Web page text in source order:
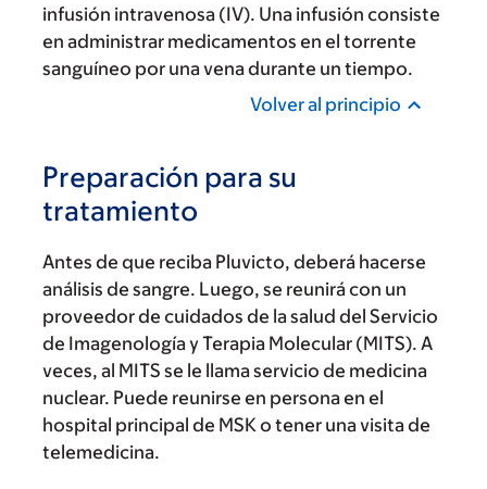
infusión intravenosa (IV). Una infusión consiste
en administrar medicamentos en el torrente
sanguíneo por una vena durante un tiempo.
Volver al principio
Preparación para su
tratamiento
Antes de que reciba Pluvicto, deberá hacerse
análisis de sangre. Luego, se reunirá con un
proveedor de cuidados de la salud del Servicio
de Imagenología y Terapia Molecular (MITS). A
veces, al MITS se le llama servicio de medicina
nuclear. Puede reunirse en persona en el
hospital principal de MSK o tener una visita de
telemedicina.